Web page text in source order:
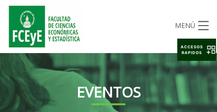
MENÚ
EVENTOS
ACCESOS
RAPIDOS